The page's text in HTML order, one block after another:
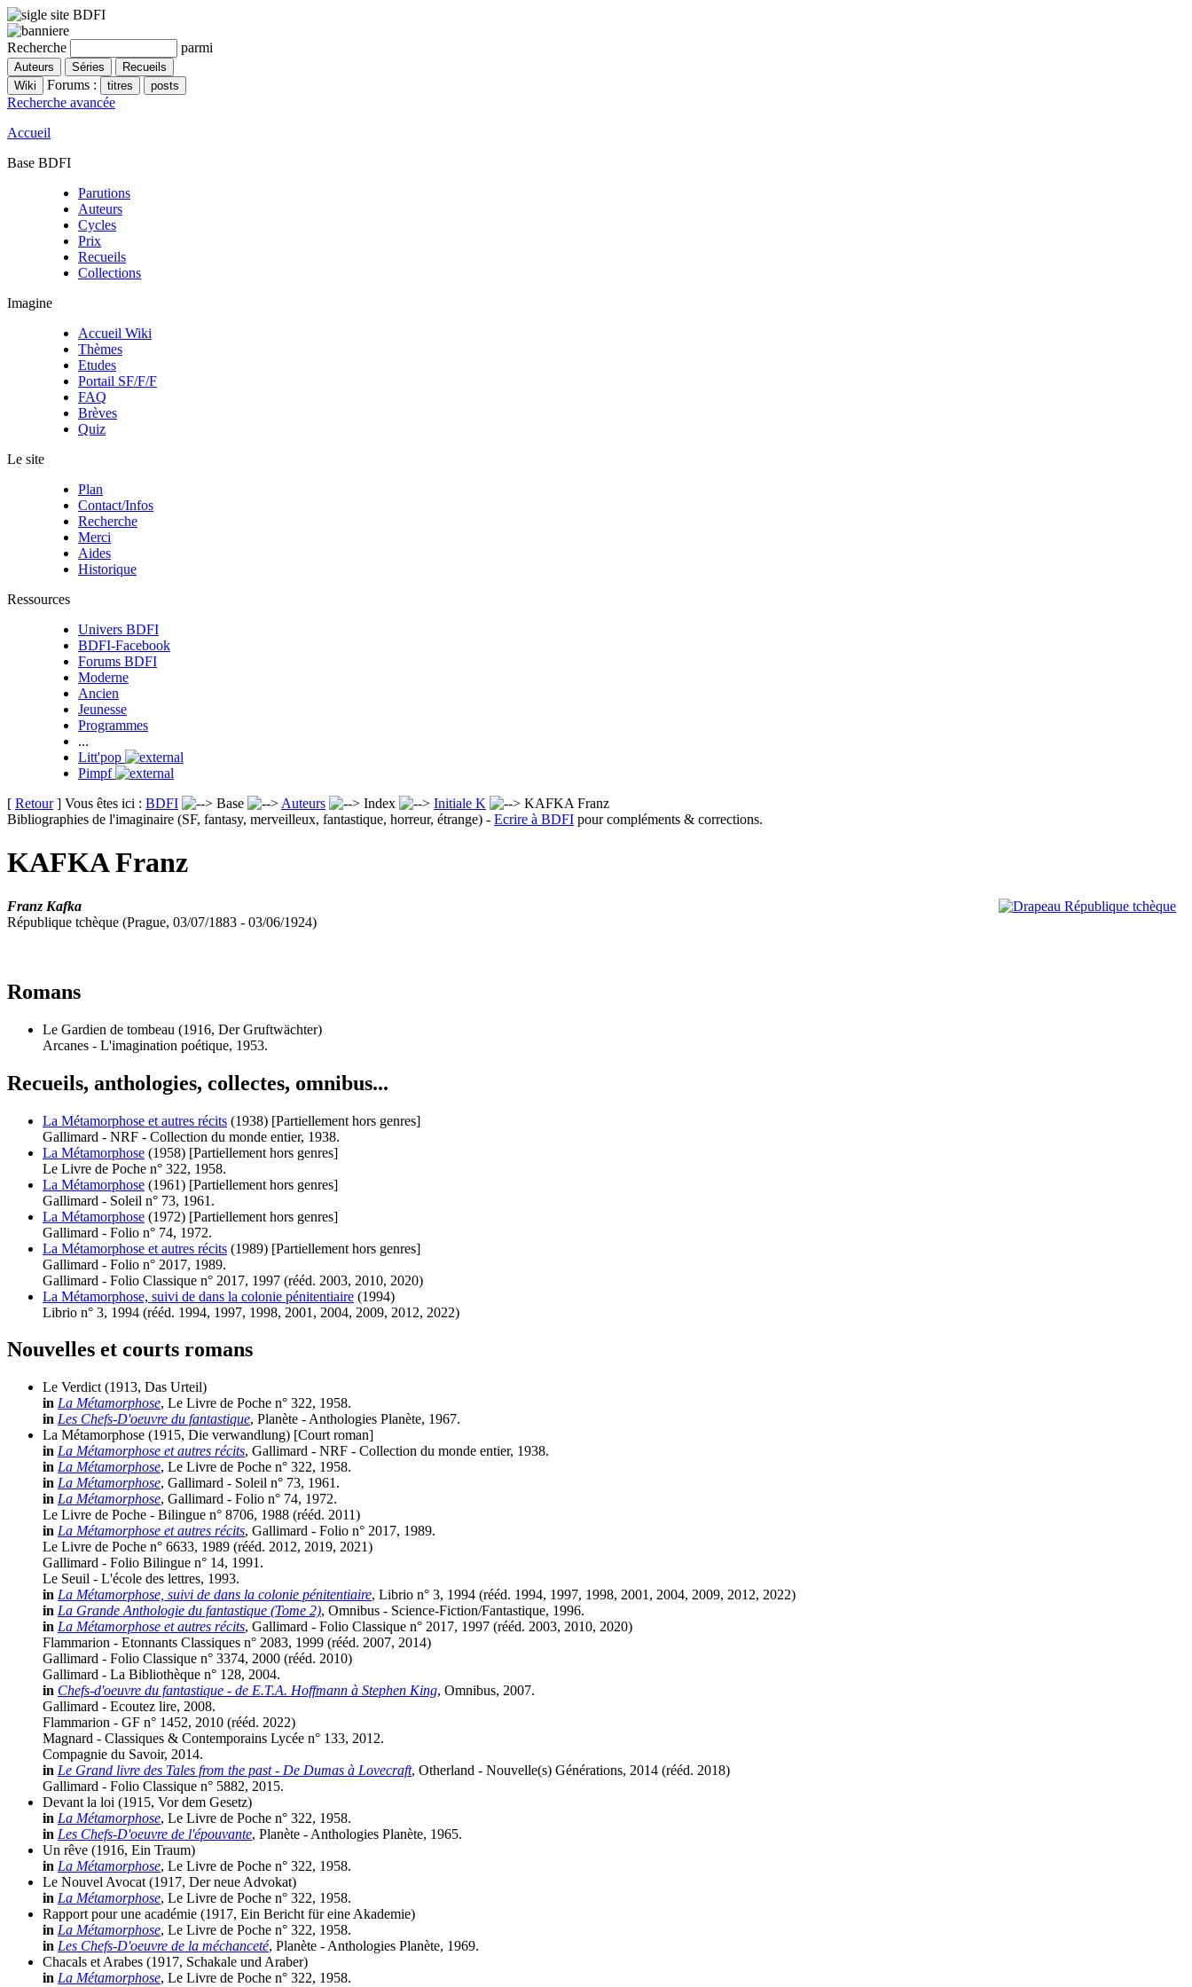
Recherche parmi
Forums :
Recherche avancée
Accueil
Base BDFI
Parutions
Auteurs
Cycles
Prix
Recueils
Collections
Imagine
Accueil Wiki
Thèmes
Etudes
Portail SF/F/F
FAQ
Brèves
Quiz
Le site
Plan
Contact/Infos
Recherche
Merci
Aides
Historique
Ressources
Univers BDFI
BDFI-Facebook
Forums BDFI
Moderne
Ancien
Jeunesse
Programmes
...
Litt'pop
Pimpf
[ Retour] Vous êtes ici : BDFI Base Auteurs Index Initiale K
KAFKA Franz
Bibliographies de l'imaginaire (SF, fantasy, merveilleux, fantastique, horreur, étrange) - Ecrire à BDFI pour compléments & corrections.
KAFKA Franz
Franz Kafka
République tchèque (Prague, 03/07/1883 - 03/06/1924)
Romans
Le Gardien de tombeau (1916, Der Gruftwächter)
Arcanes - L'imagination poétique, 1953.
Recueils, anthologies, collectes, omnibus...
La Métamorphose et autres récits (1938) [Partiellement hors genres]
Gallimard - NRF - Collection du monde entier, 1938.
La Métamorphose (1958) [Partiellement hors genres]
Le Livre de Poche n° 322, 1958.
La Métamorphose (1961) [Partiellement hors genres]
Gallimard - Soleil n° 73, 1961.
La Métamorphose (1972) [Partiellement hors genres]
Gallimard - Folio n° 74, 1972.
La Métamorphose et autres récits (1989) [Partiellement hors genres]
Gallimard - Folio n° 2017, 1989.
Gallimard - Folio Classique n° 2017, 1997 (rééd. 2003, 2010, 2020)
La Métamorphose, suivi de dans la colonie pénitentiaire (1994)
Librio n° 3, 1994 (rééd. 1994, 1997, 1998, 2001, 2004, 2009, 2012, 2022)
Nouvelles et courts romans
Le Verdict (1913, Das Urteil)
in La Métamorphose, Le Livre de Poche n° 322, 1958.
in Les Chefs-D'oeuvre du fantastique, Planète - Anthologies Planète, 1967.
La Métamorphose (1915, Die verwandlung) [Court roman]
in La Métamorphose et autres récits, Gallimard - NRF - Collection du monde entier, 1938.
in La Métamorphose, Le Livre de Poche n° 322, 1958.
in La Métamorphose, Gallimard - Soleil n° 73, 1961.
in La Métamorphose, Gallimard - Folio n° 74, 1972.
Le Livre de Poche - Bilingue n° 8706, 1988 (rééd. 2011)
in La Métamorphose et autres récits, Gallimard - Folio n° 2017, 1989.
Le Livre de Poche n° 6633, 1989 (rééd. 2012, 2019, 2021)
Gallimard - Folio Bilingue n° 14, 1991.
Le Seuil - L'école des lettres, 1993.
in La Métamorphose, suivi de dans la colonie pénitentiaire, Librio n° 3, 1994 (rééd. 1994, 1997, 1998, 2001, 2004, 2009, 2012, 2022)
in La Grande Anthologie du fantastique (Tome 2), Omnibus - Science-Fiction/Fantastique, 1996.
in La Métamorphose et autres récits, Gallimard - Folio Classique n° 2017, 1997 (rééd. 2003, 2010, 2020)
Flammarion - Etonnants Classiques n° 2083, 1999 (rééd. 2007, 2014)
Gallimard - Folio Classique n° 3374, 2000 (rééd. 2010)
Gallimard - La Bibliothèque n° 128, 2004.
in Chefs-d'oeuvre du fantastique - de E.T.A. Hoffmann à Stephen King, Omnibus, 2007.
Gallimard - Ecoutez lire, 2008.
Flammarion - GF n° 1452, 2010 (rééd. 2022)
Magnard - Classiques & Contemporains Lycée n° 133, 2012.
Compagnie du Savoir, 2014.
in Le Grand livre des Tales from the past - De Dumas à Lovecraft, Otherland - Nouvelle(s) Générations, 2014 (rééd. 2018)
Gallimard - Folio Classique n° 5882, 2015.
Devant la loi (1915, Vor dem Gesetz)
in La Métamorphose, Le Livre de Poche n° 322, 1958.
in Les Chefs-D'oeuvre de l'épouvante, Planète - Anthologies Planète, 1965.
Un rêve (1916, Ein Traum)
in La Métamorphose, Le Livre de Poche n° 322, 1958.
Le Nouvel Avocat (1917, Der neue Advokat)
in La Métamorphose, Le Livre de Poche n° 322, 1958.
Rapport pour une académie (1917, Ein Bericht für eine Akademie)
in La Métamorphose, Le Livre de Poche n° 322, 1958.
in Les Chefs-D'oeuvre de la méchanceté, Planète - Anthologies Planète, 1969.
Chacals et Arabes (1917, Schakale und Araber)
in La Métamorphose, Le Livre de Poche n° 322, 1958.